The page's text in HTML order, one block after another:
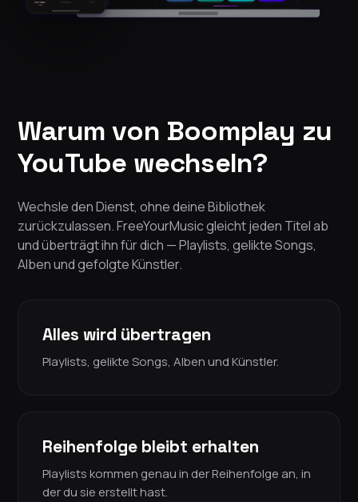
Warum von Boomplay zu
YouTube wechseln?
Wechsle den Dienst, ohne deine Bibliothek
zurückzulassen. FreeYourMusic gleicht jeden Titel ab
und überträgt ihn für dich — Playlists, gelikte Songs,
Alben und gefolgte Künstler.
Alles wird übertragen
Playlists, gelikte Songs, Alben und Künstler.
Reihenfolge bleibt erhalten
Playlists kommen genau in der Reihenfolge an, in
der du sie erstellt hast.